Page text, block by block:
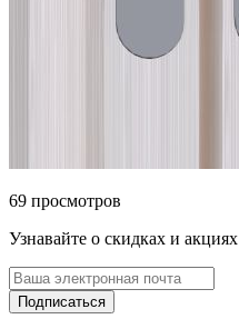
69 просмотров
Узнавайте о скидках и акциях
Подписаться